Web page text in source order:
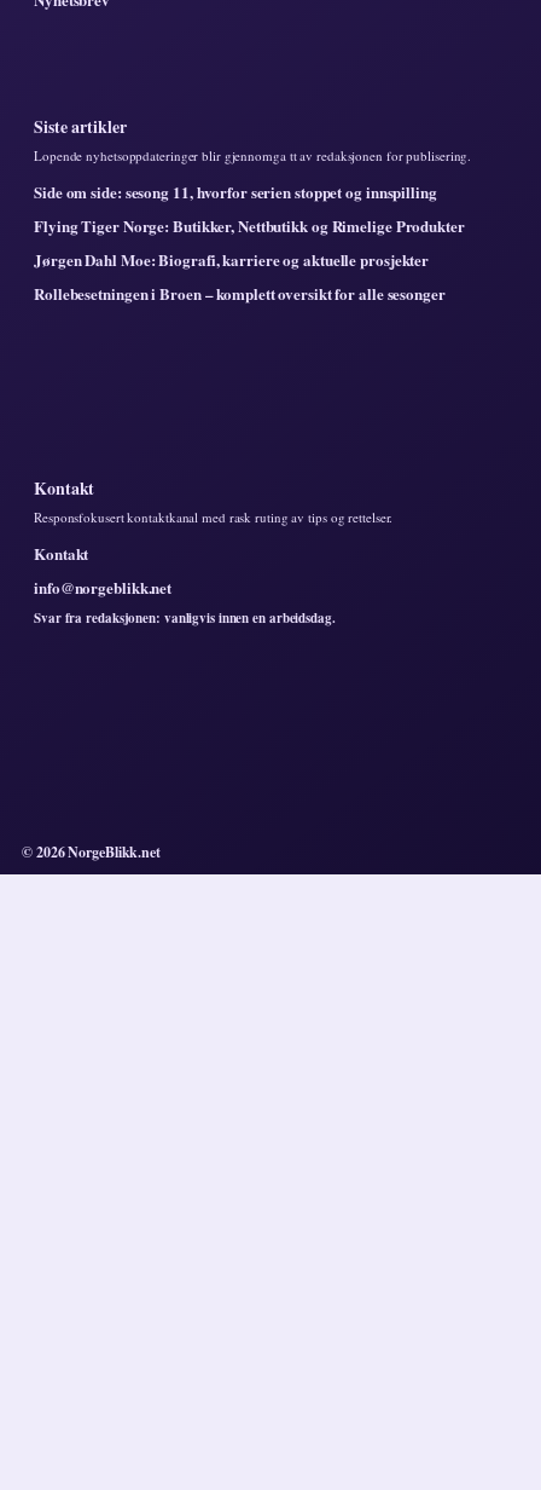
Siste artikler
Lopende nyhetsoppdateringer blir gjennomga tt av redaksjonen for publisering.
Side om side: sesong 11, hvorfor serien stoppet og innspilling
Flying Tiger Norge: Butikker, Nettbutikk og Rimelige Produkter
Jørgen Dahl Moe: Biografi, karriere og aktuelle prosjekter
Rollebesetningen i Broen – komplett oversikt for alle sesonger
Kontakt
Responsfokusert kontaktkanal med rask ruting av tips og rettelser.
Kontakt
info@norgeblikk.net
Svar fra redaksjonen: vanligvis innen en arbeidsdag.
© 2026 NorgeBlikk.net